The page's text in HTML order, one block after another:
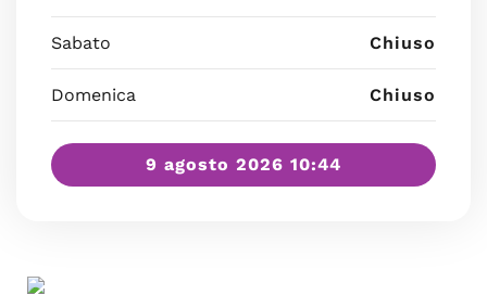
Sabato Chiuso
Domenica Chiuso
9 agosto 2026 10:44